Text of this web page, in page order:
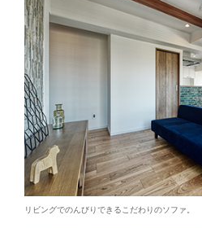
リビングでのんびりできるこだわりのソファ。